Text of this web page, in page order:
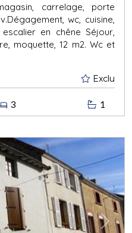
carrelage, porte
wc, cuisine,
en chêne Séjour,
moquette, 12 m2. Wc et
Exclu
3 1
Next